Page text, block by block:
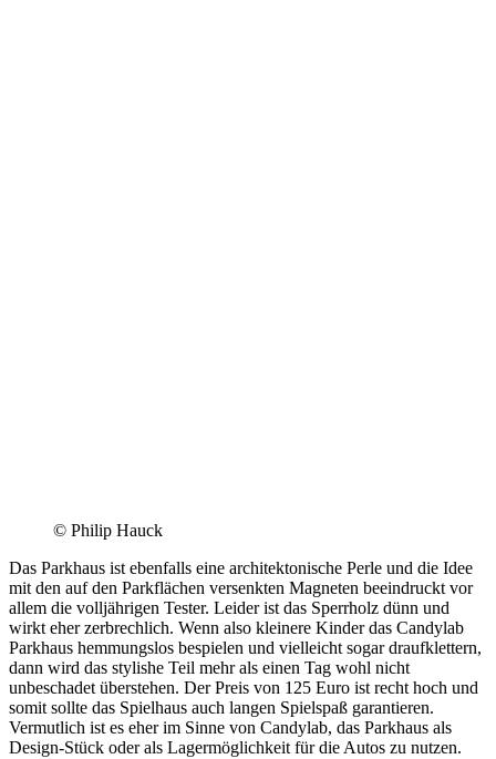
© Philip Hauck
Das Parkhaus ist ebenfalls eine architektonische Perle und die Idee
mit den auf den Parkflächen versenkten Magneten beeindruckt vor
allem die volljährigen Tester. Leider ist das Sperrholz dünn und
wirkt eher zerbrechlich. Wenn also kleinere Kinder das Candylab
Parkhaus hemmungslos bespielen und vielleicht sogar draufklettern,
dann wird das stylishe Teil mehr als einen Tag wohl nicht
unbeschadet überstehen. Der Preis von 125 Euro ist recht hoch und
somit sollte das Spielhaus auch langen Spielspaß garantieren.
Vermutlich ist es eher im Sinne von Candylab, das Parkhaus als
Design-Stück oder als Lagermöglichkeit für die Autos zu nutzen.